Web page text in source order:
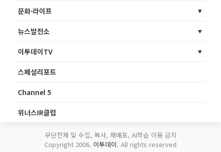
문화·라이프
뉴스발전소
이투데이TV
스페셜리포트
Channel 5
위너스IR클럽
무단전재 및 수집, 복사, 재배포, AI학습 이용 금지
Copyright 2006. 이투데이. All rights reserved